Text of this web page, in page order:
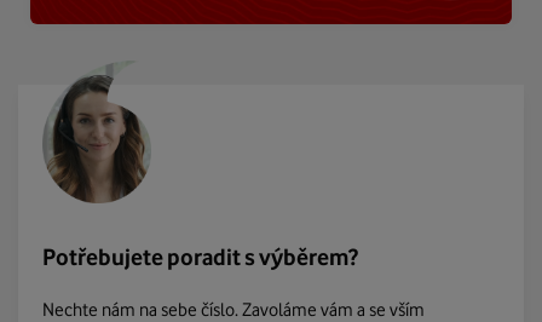
Potřebujete poradit s výběrem?
Nechte nám na sebe číslo. Zavoláme vám a se vším